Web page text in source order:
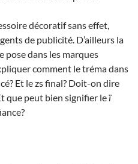
décoratif sans effet,
de publicité. D’ailleurs la
pose dans les marques
comment le tréma dans
Et le zs final? Doit-on dire
que peut bien signifier leï